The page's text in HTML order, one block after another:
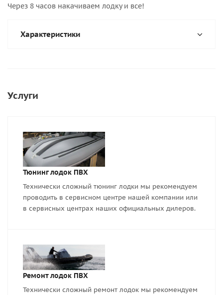
Через 8 часов накачиваем лодку и все!
Характеристики
Услуги
Тюнинг лодок ПВХ
Технически сложный тюнинг лодки мы рекомендуем
проводить в сервисном центре нашей компании или
в сервисных центрах наших официальных дилеров.
Ремонт лодок ПВХ
Технически сложный ремонт лодок мы рекомендуем